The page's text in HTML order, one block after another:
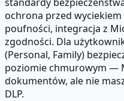
ochrona przed
poufności, integracja z
zgodności. Dla
(Personal, Family)
poziomie chmurowym —
dokumentów, ale nie
DLP.